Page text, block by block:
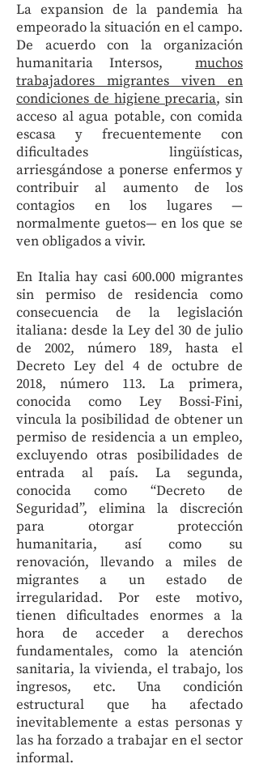
La expansion de la pandemia ha
empeorado la situación en el campo.
De acuerdo con la organización
humanitaria Intersos, muchos
trabajadores migrantes viven en
condiciones de higiene precaria, sin
acceso al agua potable, con comida
escasa y frecuentemente con
dificultades lingüísticas,
arriesgándose a ponerse enfermos y
contribuir al aumento de los
contagios en los lugares —
normalmente guetos— en los que se
ven obligados a vivir.
En Italia hay casi 600.000 migrantes
sin permiso de residencia como
consecuencia de la legislación
italiana: desde la Ley del 30 de julio
de 2002, número 189, hasta el
Decreto Ley del 4 de octubre de
2018, número 113. La primera,
conocida como Ley Bossi-Fini,
vincula la posibilidad de obtener un
permiso de residencia a un empleo,
excluyendo otras posibilidades de
entrada al país. La segunda,
conocida como “Decreto de
Seguridad”, elimina la discreción
para otorgar protección
humanitaria, así como su
renovación, llevando a miles de
migrantes a un estado de
irregularidad. Por este motivo,
tienen dificultades enormes a la
hora de acceder a derechos
fundamentales, como la atención
sanitaria, la vivienda, el trabajo, los
ingresos, etc. Una condición
estructural que ha afectado
inevitablemente a estas personas y
las ha forzado a trabajar en el sector
informal.